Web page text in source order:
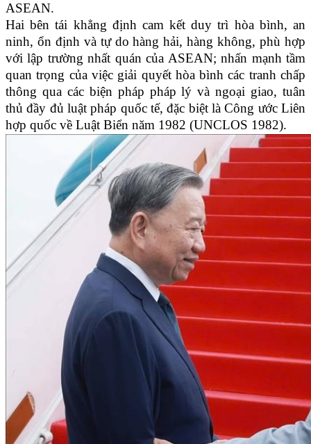
ASEAN.
Hai bên tái khẳng định cam kết duy trì hòa bình, an
ninh, ổn định và tự do hàng hải, hàng không, phù hợp
với lập trường nhất quán của ASEAN; nhấn mạnh tầm
quan trọng của việc giải quyết hòa bình các tranh chấp
thông qua các biện pháp pháp lý và ngoại giao, tuân
thủ đầy đủ luật pháp quốc tế, đặc biệt là Công ước Liên
hợp quốc về Luật Biển năm 1982 (UNCLOS 1982).